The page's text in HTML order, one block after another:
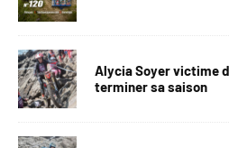
Alycia Soyer victime
terminer sa saison